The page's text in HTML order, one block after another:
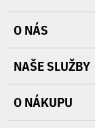
O NÁS
NAŠE SLUŽBY
O NÁKUPU